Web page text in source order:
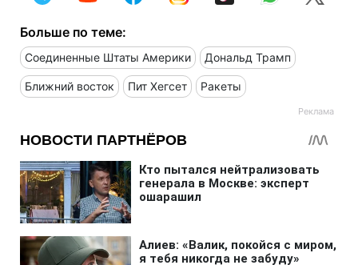
Больше по теме:
Соединенные Штаты Америки Дональд Трамп
Ближний восток Пит Хегсет Ракеты